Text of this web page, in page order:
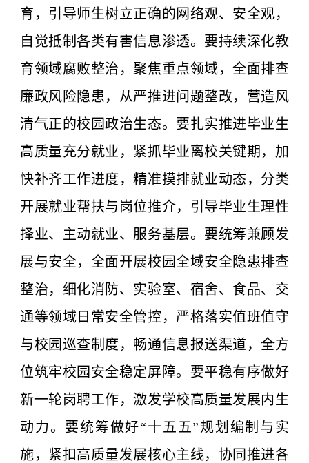
育，引导师生树立正确的网络观、安全观，
自觉抵制各类有害信息渗透。要持续深化教
育领域腐败整治，聚焦重点领域，全面排查
廉政风险隐患，从严推进问题整改，营造风
清气正的校园政治生态。要扎实推进毕业生
高质量充分就业，紧抓毕业离校关键期，加
快补齐工作进度，精准摸排就业动态，分类
开展就业帮扶与岗位推介，引导毕业生理性
择业、主动就业、服务基层。要统筹兼顾发
展与安全，全面开展校园全域安全隐患排查
整治，细化消防、实验室、宿舍、食品、交
通等领域日常安全管控，严格落实值班值守
与校园巡查制度，畅通信息报送渠道，全方
位筑牢校园安全稳定屏障。要平稳有序做好
新一轮岗聘工作，激发学校高质量发展内生
动力。要统筹做好“十五五”规划编制与实
施，紧扣高质量发展核心主线，协同推进各